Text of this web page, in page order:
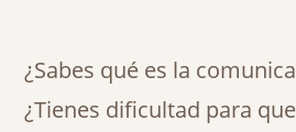
¿Sabes qué es la
¿Tienes dificultad para